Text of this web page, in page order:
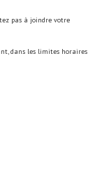
pas à joindre votre
dans les limites horaires